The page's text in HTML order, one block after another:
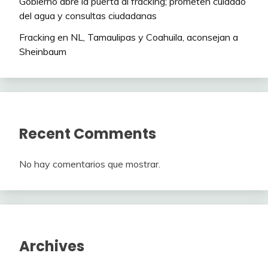
del agua y consultas ciudadanas
Fracking en NL, Tamaulipas y Coahuila, aconsejan a
Sheinbaum
Recent Comments
No hay comentarios que mostrar.
Archives